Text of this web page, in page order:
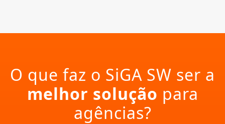
O que faz o SiGA SW ser a
melhor solução para
agências?